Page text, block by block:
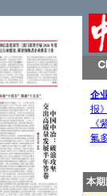
企
报》
《
氟
本